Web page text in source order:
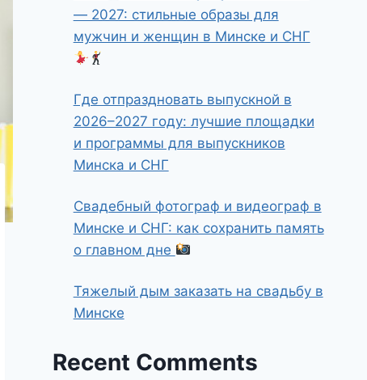
— 2027: стильные образы для
мужчин и женщин в Минске и СНГ
Где отпраздновать выпускной в
2026–2027 году: лучшие площадки
и программы для выпускников
Минска и СНГ
Свадебный фотограф и видеограф в
Минске и СНГ: как сохранить память
о главном дне
Тяжелый дым заказать на свадьбу в
Минске
Recent Comments